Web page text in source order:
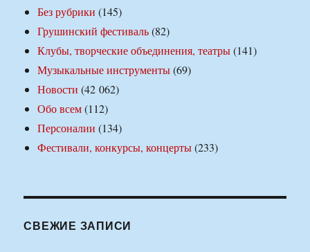
Без рубрики (145)
Грушинский фестиваль(82)
Клубы, творческие объединения, театры(141)
Музыкальные инструменты(69)
Новости (42 062)
Обо всем(112)
Персоналии (134)
Фестивали, конкурсы, концерты(233)
СВЕЖИЕ ЗАПИСИ